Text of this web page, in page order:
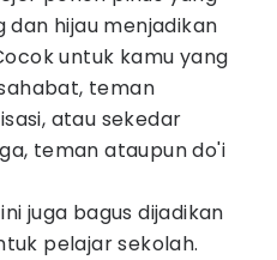
dan hijau menjadikan
untuk kamu yang
teman
atau sekedar
teman ataupun do'i
juga bagus dijadikan
pelajar sekolah.